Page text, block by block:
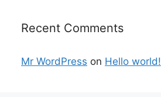
Recent Comments
Mr WordPress on Hello world!